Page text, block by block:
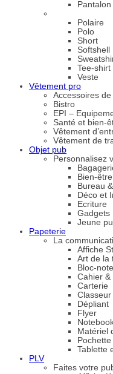
Pantalon
Polaire
Polo
Short
Softshell
Tee-shirt
Veste
Vêtement pro
Accessoires
Bistro
EPI –
Santé et bien-
Vêtement
Vêtement de
Objet pub
Personnalisez
Bien-
Bureau
Déco et
Ecriture
Gadgets
Jeune
Papeterie
La
Affiche
Art de la
Bloc-
Cahier &
Carterie
Dépliant
Flyer
Matériel
Pochette
Tablette
PLV
Faites votre